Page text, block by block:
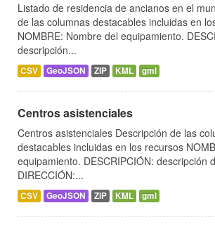
Listado de residencia de ancianos en el
de las columnas destacables incluidas en
NOMBRE: Nombre del equipamiento.
descripción...
CSV GeoJSON ZIP KML gml
Centros asistenciales
Centros asistenciales Descripción de las
destacables incluidas en los recursos
equipamiento. DESCRIPCIÓN: descripción
DIRECCIÓN:...
CSV GeoJSON ZIP KML gml